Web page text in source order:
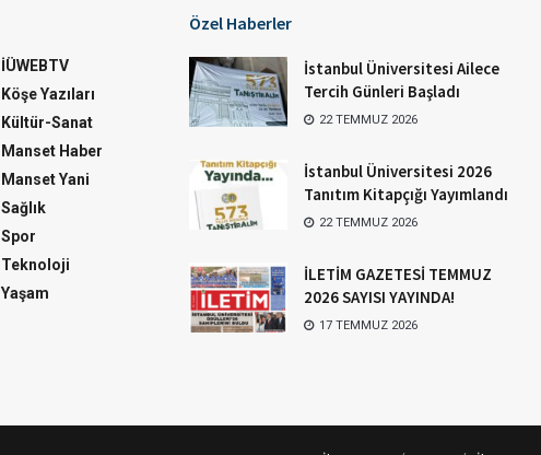
İÜWEBTV
Köşe Yazıları
Kültür-Sanat
Manset Haber
Manset Yani
Sağlık
Spor
Teknoloji
Yaşam
Özel Haberler
İstanbul Üniversitesi Ailece
Tercih Günleri Başladı
22 TEMMUZ 2026
İstanbul Üniversitesi 2026
Tanıtım Kitapçığı Yayımlandı
22 TEMMUZ 2026
İLETİM GAZETESİ TEMMUZ
2026 SAYISI YAYINDA!
17 TEMMUZ 2026